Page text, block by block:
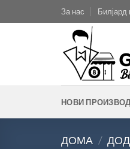
to
За нас Билјард
НОВИ
ДОМА /